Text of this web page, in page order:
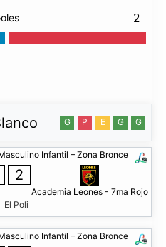
2
G P E G G
Infantil – Zona Bronce
2
Academia Leones - 7ma Rojo
El Poli
Infantil – Zona Bronce